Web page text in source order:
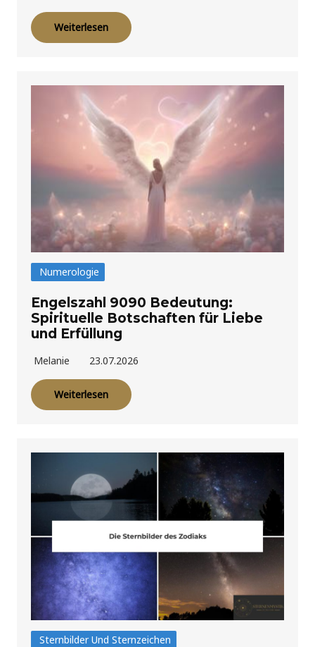
Weiterlesen
Numerologie
Engelszahl 9090 Bedeutung:
Spirituelle Botschaften für Liebe
und Erfüllung
Melanie 23.07.2026
Weiterlesen
Sternbilder Und Sternzeichen